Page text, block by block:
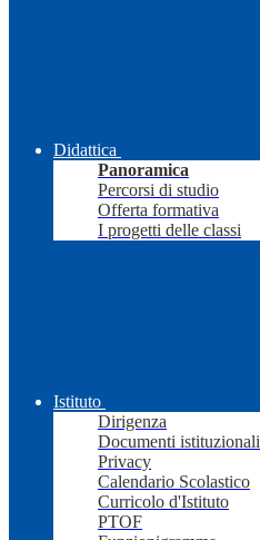
Didattica
Panoramica
Percorsi di studio
Offerta formativa
I progetti delle classi
Istituto
Dirigenza
Documenti istituzionali
Privacy
Calendario Scolastico
Curricolo d'Istituto
PTOF